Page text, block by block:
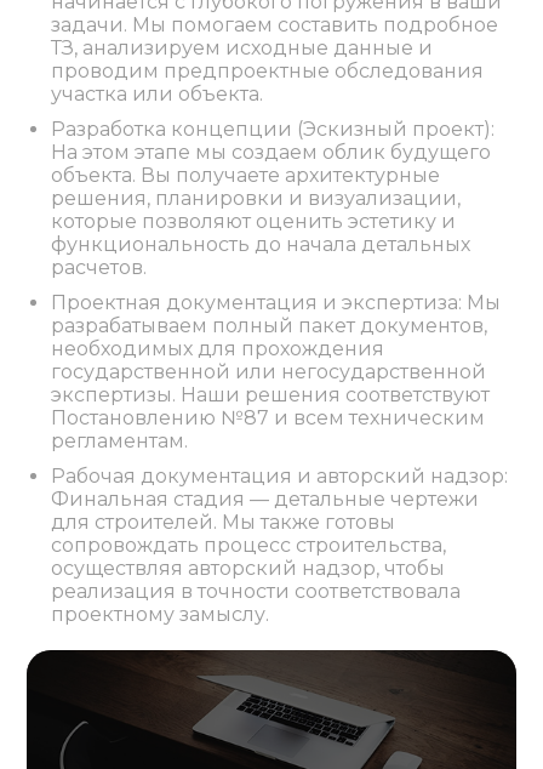
задачи. Мы помогаем составить подробное
ТЗ, анализируем исходные данные и
проводим предпроектные обследования
участка или объекта.
Разработка концепции (Эскизный проект):
На этом этапе мы создаем облик будущего
объекта. Вы получаете архитектурные
решения, планировки и визуализации,
которые позволяют оценить эстетику и
функциональность до начала детальных
расчетов.
Проектная документация и экспертиза: Мы
разрабатываем полный пакет документов,
необходимых для прохождения
государственной или негосударственной
экспертизы. Наши решения соответствуют
Постановлению №87 и всем техническим
регламентам.
Рабочая документация и авторский надзор:
Финальная стадия — детальные чертежи
для строителей. Мы также готовы
сопровождать процесс строительства,
осуществляя авторский надзор, чтобы
реализация в точности соответствовала
проектному замыслу.